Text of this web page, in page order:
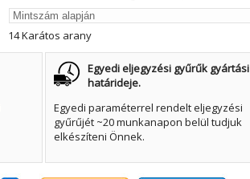
14 Karátos arany
Egyedi eljegyzési gyűrűk gyártási
határideje.
Egyedi paraméterrel rendelt eljegyzési
gyűrűjét ~20 munkanapon belül tudjuk
elkészíteni Önnek.